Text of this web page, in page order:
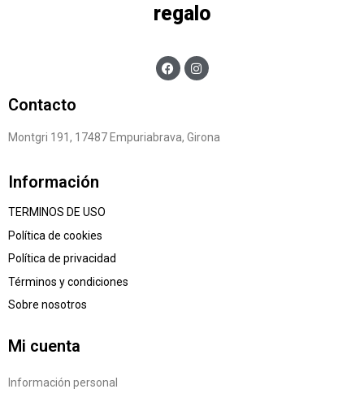
regalo
Contacto
Montgri 191, 17487 Empuriabrava, Girona
Información
TERMINOS DE USO
Política de cookies
Política de privacidad
Términos y condiciones
Sobre nosotros
Mi cuenta
Información personal